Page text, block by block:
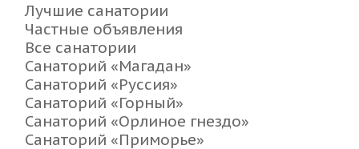
Лучшие санатории
Частные объявления
Все санатории
Санаторий «Магадан»
Санаторий «Руссия»
Санаторий «Горный»
Санаторий «Орлиное гнездо»
Санаторий «Приморье»